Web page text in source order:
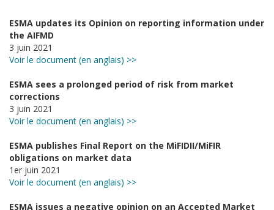
ESMA updates its Opinion on reporting information under
the AIFMD
3 juin 2021
Voir le document (en anglais) >>
ESMA sees a prolonged period of risk from market
corrections
3 juin 2021
Voir le document (en anglais) >>
ESMA publishes Final Report on the MiFIDII/MiFIR
obligations on market data
1er juin 2021
Voir le document (en anglais) >>
ESMA issues a negative opinion on an Accepted Market